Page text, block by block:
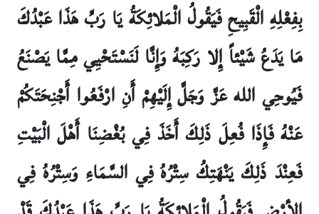
بِفِعْلِهِ الْقَبِيحِ فَيَقُولُ الْمَلائِكَةُ يَا رَبِّ هَذَا عَبْدُكَ
مَا يَدَعُ شَيْئاً إِلا رَكِبَهُ وَإِنَّا لَنَسْتَحْيِي مِمَّا يَصْنَعُ
فَيُوحِي الله عَزَّ وَجَلَّ إِلَيْهِمْ أَنِ ارْفَعُوا أَجْنِحَتَكُمْ
عَنْهُ فَإِذَا فُعِلَ ذَلِكَ أَخَذَ فِي بُغْضِنَا أَهْلَ الْبَيْتِ
فَعِنْدَ ذَلِكَ يَنْهَتِكُ سِتْرُهُ فِي السَّمَاءِ وَسِتْرُهُ فِي